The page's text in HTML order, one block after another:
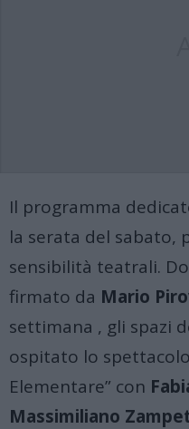
Il programma
la serata del sabato,
sensibilità teatrali.
firmato da Mario
settimana , gli spazi
ospitato lo
Elementare” con
Massimiliano